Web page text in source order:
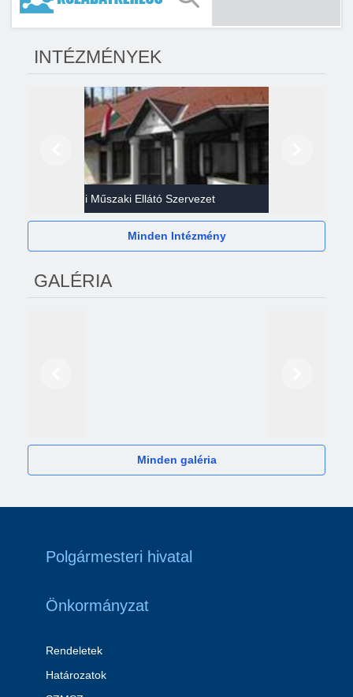
INTÉZMÉNYEK
Gazdasági Műszaki Ellátó Szervezet
Minden Intézmény
GALÉRIA
Minden galéria
Polgármesteri hivatal
Önkormányzat
Rendeletek
Határozatok